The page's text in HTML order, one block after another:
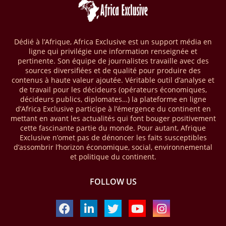
et créer 220 000 emplois au Cameroun, en République centrafricaine
(RCA) et en République du Congo. Près de 8 millions d’hectares
28/03/26 AFRIQUE - MOBILE MONEY
Selon le rapport publié par l’Association mondiale des opérateurs de
téléphonie mobile (GSMA), près de 1432 milliards USD ont transité
par les comptes de mobile money en Afrique au cours de l'année
2025, en hausse d'environ 27 % par rapport à 2024. Le rapport intitulé
« The State of the Industry Report on Mobile Money 2026 » précise
que le continent a capté environ 66 % de la valeur des transactions de
mobile money réalisées à l’échelle mondiale, qui s’est établie à 2091
milliards USD (+23 % par rapport à 2024). L’Afrique a également
enregistré environ 74 % du nombre de transactions de Mobile money
répertoriées l’an passé dans le monde, avec environ 92 milliards de
AFRIQUE - ECONOMIE CREATIVE
Une rapport publié dernièrement par le Boston Consulting Group, et
Dédié à l’Afrique, Africa Exclusive est un support média en
ligne qui privilégie une information renseignée et
pertinente. Son équipe de journalistes travaille avec des
sources diversifiées et de qualité pour produire des
contenus à haute valeur ajoutée. Véritable outil d’analyse et
de travail pour les décideurs (opérateurs économiques,
décideurs publics, diplomates…) la plateforme en ligne
d’Africa Exclusive participe à l’émergence du continent en
mettant en avant les actualités qui font bouger positivement
cette fascinante partie du monde. Pour autant, Afrique
Exclusive n’omet pas de dénoncer les faits susceptibles
d’assombrir l’horizon économique, social, environnemental
et politique du continent.
FOLLOW US